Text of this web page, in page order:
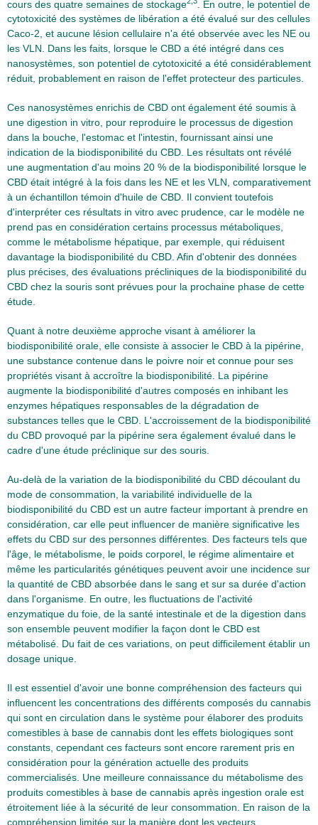
cours des quatre semaines de stockage
. En outre, le potentiel de
cytotoxicité des systèmes de libération a été évalué sur des cellules
Caco-2, et aucune lésion cellulaire n'a été observée avec les NE ou
les VLN. Dans les faits, lorsque le CBD a été intégré dans ces
nanosystèmes, son potentiel de cytotoxicité a été considérablement
réduit, probablement en raison de l'effet protecteur des particules.
Ces nanosystèmes enrichis de CBD ont également été soumis à
une digestion in vitro, pour reproduire le processus de digestion
dans la bouche, l'estomac et l'intestin, fournissant ainsi une
indication de la biodisponibilité du CBD. Les résultats ont révélé
une augmentation d'au moins 20 % de la biodisponibilité lorsque le
CBD était intégré à la fois dans les NE et les VLN, comparativement
à un échantillon témoin d'huile de CBD. Il convient toutefois
d'interpréter ces résultats in vitro avec prudence, car le modèle ne
prend pas en considération certains processus métaboliques,
comme le métabolisme hépatique, par exemple, qui réduisent
davantage la biodisponibilité du CBD. Afin d'obtenir des données
plus précises, des évaluations précliniques de la biodisponibilité du
CBD chez la souris sont prévues pour la prochaine phase de cette
étude.
Quant à notre deuxième approche visant à améliorer la
biodisponibilité orale, elle consiste à associer le CBD à la pipérine,
une substance contenue dans le poivre noir et connue pour ses
propriétés visant à accroître la biodisponibilité. La pipérine
augmente la biodisponibilité d'autres composés en inhibant les
enzymes hépatiques responsables de la dégradation de
substances telles que le CBD. L'accroissement de la biodisponibilité
du CBD provoqué par la pipérine sera également évalué dans le
cadre d'une étude préclinique sur des souris.
Au-delà de la variation de la biodisponibilité du CBD découlant du
mode de consommation, la variabilité individuelle de la
biodisponibilité du CBD est un autre facteur important à prendre en
considération, car elle peut influencer de manière significative les
effets du CBD sur des personnes différentes. Des facteurs tels que
l'âge, le métabolisme, le poids corporel, le régime alimentaire et
même les particularités génétiques peuvent avoir une incidence sur
la quantité de CBD absorbée dans le sang et sur sa durée d'action
dans l'organisme. En outre, les fluctuations de l'activité
enzymatique du foie, de la santé intestinale et de la digestion dans
son ensemble peuvent modifier la façon dont le CBD est
métabolisé. Du fait de ces variations, on peut difficilement établir un
dosage unique.
Il est essentiel d'avoir une bonne compréhension des facteurs qui
influencent les concentrations des différents composés du cannabis
qui sont en circulation dans le système pour élaborer des produits
comestibles à base de cannabis dont les effets biologiques sont
constants, cependant ces facteurs sont encore rarement pris en
considération pour la génération actuelle des produits
commercialisés. Une meilleure connaissance du métabolisme des
produits comestibles à base de cannabis après ingestion orale est
étroitement liée à la sécurité de leur consommation. En raison de la
compréhension limitée sur la manière dont les vecteurs